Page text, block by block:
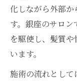
化しながら外部か
す。銀座のサロ
を駆使し、髪質
います。
施術の流れとし